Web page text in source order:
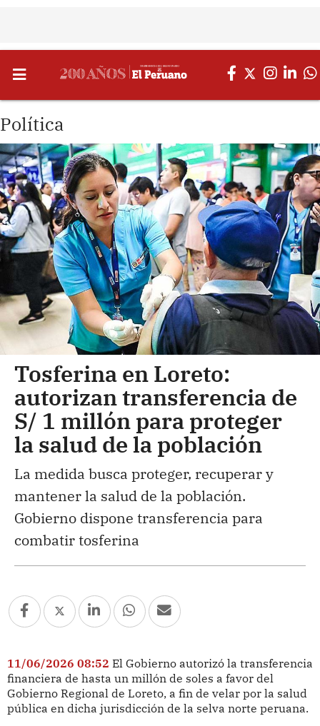
Política
Tosferina en Loreto:
autorizan transferencia de
S/ 1 millón para proteger
la salud de la población
La medida busca proteger, recuperar y
mantener la salud de la población.
Gobierno dispone transferencia para
combatir tosferina
11/06/2026 08:52 El Gobierno autorizó la transferencia
financiera de hasta un millón de soles a favor del
Gobierno Regional de Loreto, a fin de velar por la salud
pública en dicha jurisdicción de la selva norte peruana.